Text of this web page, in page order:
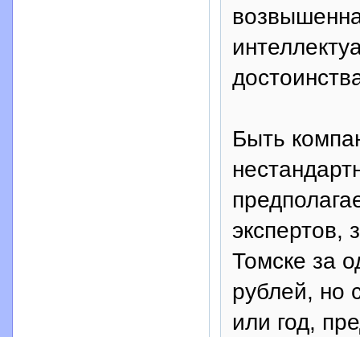
Быть
экспертов,
Томске за
рублей, но
или год,